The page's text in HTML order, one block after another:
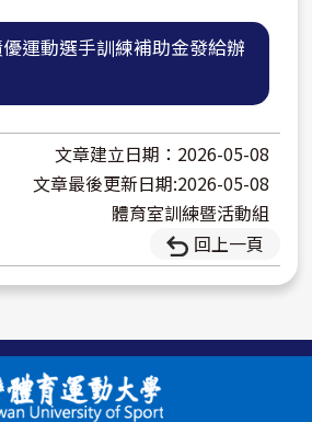
運動選手訓練補助金發給辦
文章建立日期：2026-05-08
文章最後更新日期:2026-05-08
體育室訓練暨活動組
回上一頁